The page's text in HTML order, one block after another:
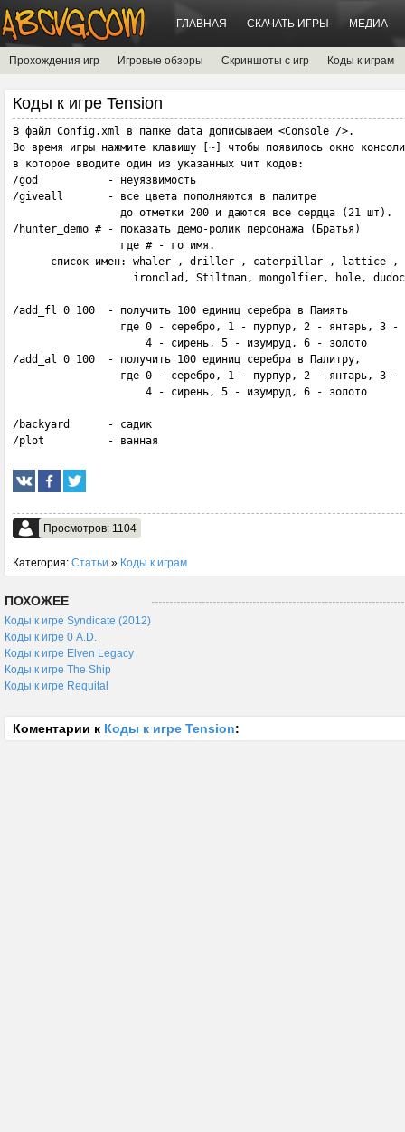
ГЛАВНАЯ СКАЧАТЬ ИГРЫ МЕДИА
Прохождения игр Игровые обзоры Скриншоты с игр Коды к играм
Коды к игре Tension
В файл Config.xml в папке data дописываем <Сonsole />.
Во время игры нажмите клавишу [~] чтобы появилось окно
в которое вводите один из указанных чит кодов:
/god           - неуязвимость
/giveall       - все цвета пополняются в палитре
                 до отметки 200 и даются все сердца (21 шт).
/hunter_demo # - показать демо-ролик персонажа (Братья)
                 где # - го имя.
список имен: whaler , driller , caterpillar , lattice
ironclad, Stiltman, mongolfier, hole,
/add_fl 0 100  - получить 100 единиц серебра в Память
где 0 - серебро, 1 - пурпур, 2 - янтарь, 3
                     4 - сирень, 5 - изумруд, 6 - золото
/add_al 0 100  - получить 100 единиц серебра в Палитру,
где 0 - серебро, 1 - пурпур, 2 - янтарь, 3
                     4 - сирень, 5 - изумруд, 6 - золото
/backyard      - садик
/plot          - ванная
Просмотров: 1104
Категория: Статьи » Коды к играм
ПОХОЖЕЕ
Коды к игре Syndicate (2012)
Коды к игре 0 A.D.
Коды к игре Elven Legacy
Коды к игре The Ship
Коды к игре Requital
Коментарии к Коды к игре Tension: